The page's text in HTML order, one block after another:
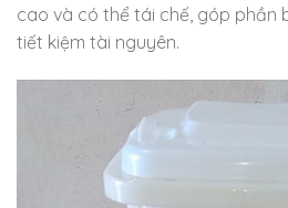
cao và có thể tái chế, góp phần
tiết kiệm tài nguyên.